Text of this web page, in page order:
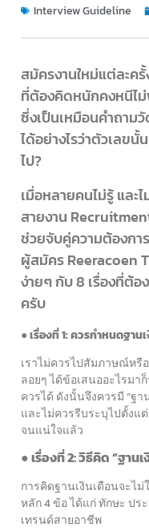
Interview Guideline
สมัครงานใหม่แต่ละค
ที่ต้องคิดหนักคงหนีไม่
ซึ่งเป็นเหมือนคำถามวั
ได้อย่างไรว่าตัวเลขนั้
ไป?
เมื่อหลายคนไม่รู้ และ
สายงาน
ช่วยจับคู่ความต้องกา
ผู้สมัคร Reeracoen
ง่ายๆ กับ 8 เรื่องที่ต้
ครับ
● เรื่องที่ 1: ควรกำหนดฐาน
เราไม่ควรไปสัมภาษณ์หรื
ลอยๆ ได้ข้อเสนออะไรม
ควรได้ ดังนั้นจึงควรมี “ฐ
และไม่ควรรีบระบุไปตั้งแ
จนแน่ใจแล้ว
● เรื่องที่ 2: วิธีคิด “ฐาน
การคิดฐานเงินเดือนจะไ
หลัก 4 ข้อ ได้แก่ ทักษะ ป
เทรนด์สายอาชีพ